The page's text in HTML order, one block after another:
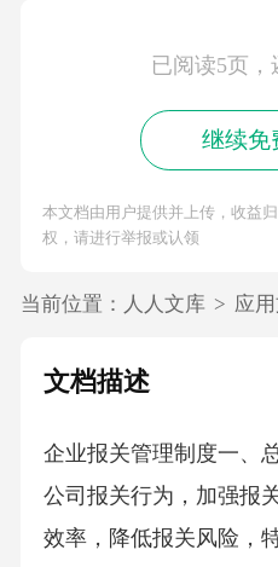
已阅读5页，
继续免
本文档由用户提供并上传，收益
权，请进行举报或认领
当前位置： 人人文库 > 应
文档描述
企业报关管理制度一、
公司报关行为，加强报
效率，降低报关风险，